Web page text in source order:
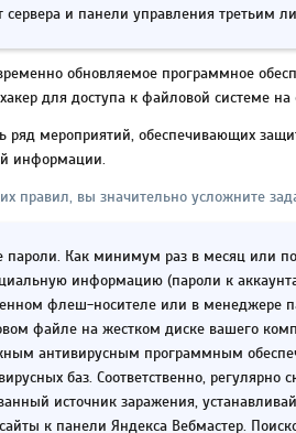
сервера и панели управления третьим
обновляемое программное
для доступа к файловой системе на
мероприятий, обеспечивающих
информации.
правил, вы значительно усложните
пароли. Как минимум раз в месяц или
информацию (пароли к
флеш-носителе или в менеджере
файле на жестком диске вашего
антивирусным программным
баз. Соответственно, регулярно
источник заражения,
к панели Яндекса Вебмастер.